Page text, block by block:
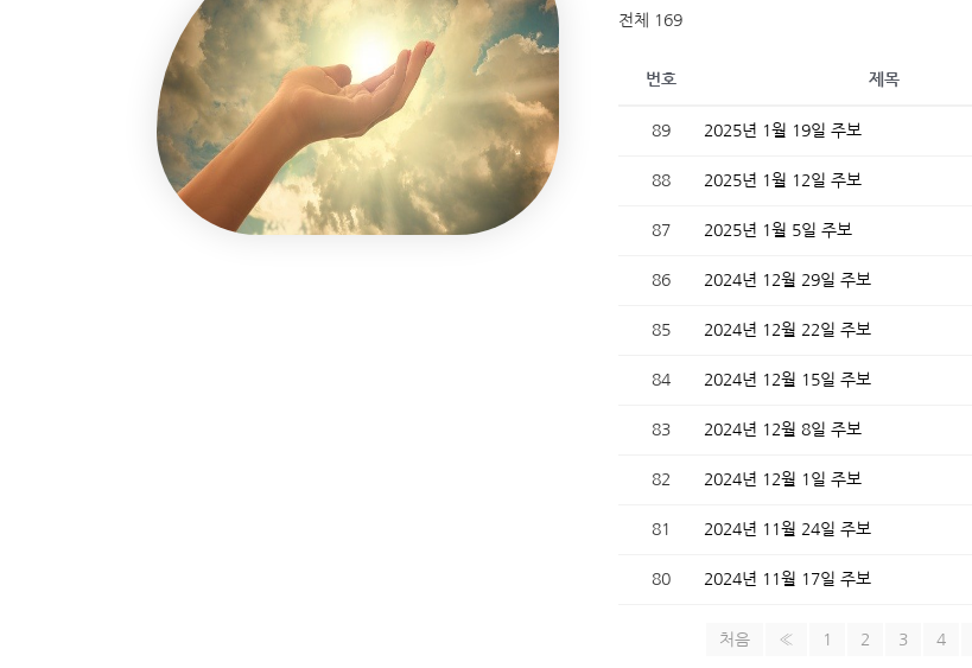
전체 169
번호 제목
89 2025년 1월 19일 주보
88 2025년 1월 12일 주보
87 2025년 1월 5일 주보
86 2024년 12월 29일 주보
85 2024년 12월 22일 주보
84 2024년 12월 15일 주보
83 2024년 12월 8일 주보
82 2024년 12월 1일 주보
81 2024년 11월 24일 주보
80 2024년 11월 17일 주보
처음 « 1 2 3 4